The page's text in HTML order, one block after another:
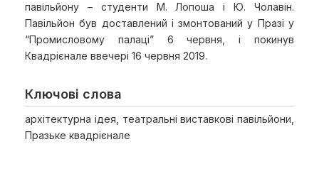
павільйону – студенти М. Лопоша і Ю. Чолавін.
Павільйон був доставлений і змонтований у Празі у
“Промисловому палаці” 6 червня, і покинув
Квадрієнале ввечері 16 червня 2019.
Ключові слова
архітектурна ідея, театральні виставкові павільйони,
Празьке квадрієнале